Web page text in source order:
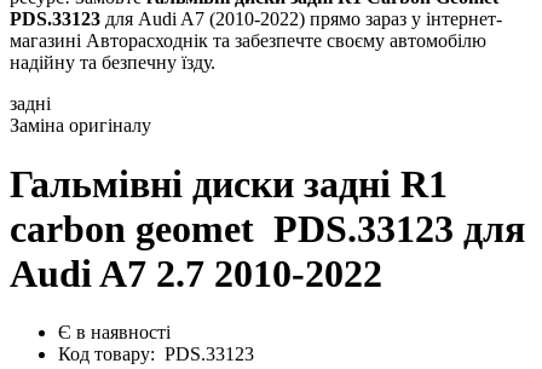
PDS.33123 для Audi A7 (2010-2022) прямо зараз у інтернет-
магазині Авторасходнік та забезпечте своєму автомобілю
надійну та безпечну їзду.
задні
Заміна оригіналу
Гальмівні диски задні R1
carbon geomet PDS.33123 для
Audi A7 2.7 2010-2022
Є в наявності
Код товару: PDS.33123